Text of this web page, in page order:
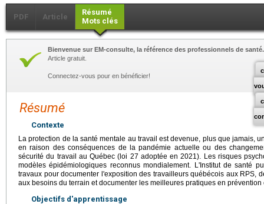
PDF Article
Résumé
Mots clés
Bienvenue sur EM-consulte, la référence des professionnels de santé.
Article gratuit.
Connectez-vous pour en bénéficier!
Résumé
Contexte
La protection de la santé mentale au travail est devenue, plus que jamais,
en raison des conséquences de la pandémie actuelle ou des
sécurité du travail au Québec (loi 27 adoptée en 2021). Les risques
modèles épidémiologiques reconnus mondialement. L'Institut de santé
travaux pour documenter l'exposition des travailleurs québécois aux RPS,
aux besoins du terrain et documenter les meilleures pratiques en
Objectifs d'apprentissage